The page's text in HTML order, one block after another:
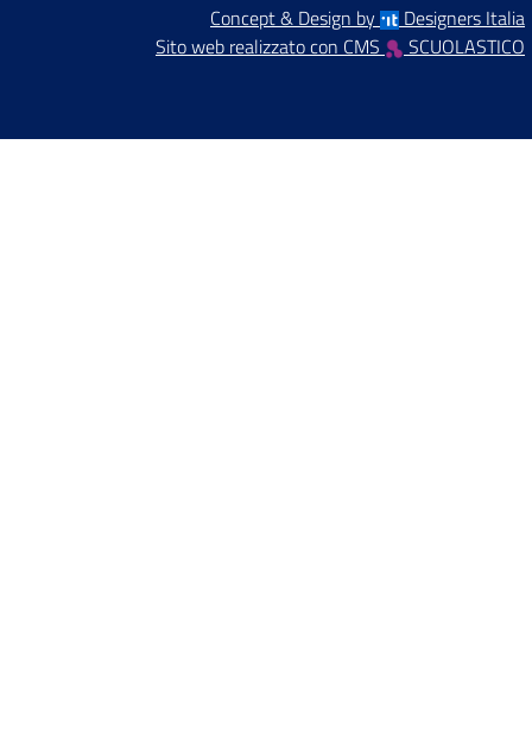
Concept & Design by
Designers Italia
Sito web realizzato con CMS
SCUOLASTICO